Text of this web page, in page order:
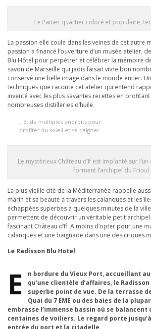
Le Panier quartier coloré et populaire,
La passion elle coule dans les veines de cet autre
passion a financé l’ouverture d’un musée atelier,
Blu Hôtel pour perpétrer et célébrer la mémoire
savon de Marseille qui jadis faisait vivre bon
conservé une belle image dans le monde entier.
techniques que raconte cet atelier qui entend
inventé avec les plus savantes recettes en
nombreuses distilleries d’huile.
… Et de multiples endroits pour
profiter du soleil et se baigner
Le mystérieux Château d’If est implanté sur
forment l’archipel du Frioul
La plus vieille cité de la Méditerranée rappelle
marin et sa beauté à travers les calanques et les
échappées superbes à quelques minutes de la
permettent de découvrir un véritable petit archipel
fascinant Château d’If. A moins d’opter pour une
calanques et une baignade dans une des criques
Le Radisson Blu Hotel
E
n bordure du Vieux Port, accueillant
qu’une clientèle d’affaires, le
superbe point de vue. De la terrasse
Quai du 7 EME ou des baies de la
embrasse l’immense bassin où se balancent
centaines de voiliers. Le regard porte
entrée du port et la citadelle.